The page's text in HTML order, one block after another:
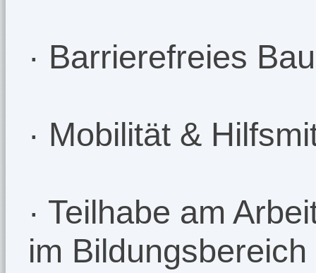
· Barrierefreies
· Mobilität &
· Teilhabe am
im Bildungsbereich